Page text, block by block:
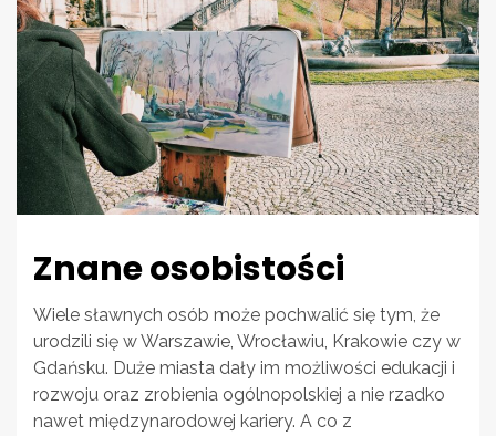
Znane osobistości
Wiele sławnych osób może pochwalić się tym, że
urodzili się w Warszawie, Wrocławiu, Krakowie czy w
Gdańsku. Duże miasta dały im możliwości edukacji i
rozwoju oraz zrobienia ogólnopolskiej a nie rzadko
nawet międzynarodowej kariery. A co z